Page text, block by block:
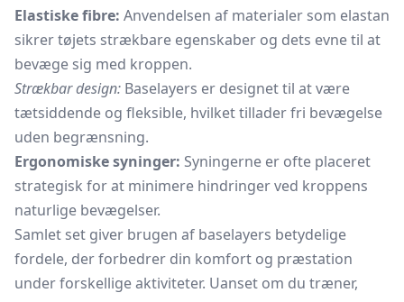
Elastiske fibre: Anvendelsen af materialer som elastan
sikrer tøjets strækbare egenskaber og dets evne til at
bevæge sig med kroppen.
Strækbar design: Baselayers er designet til at være
tætsiddende og fleksible, hvilket tillader fri bevægelse
uden begrænsning.
Ergonomiske syninger: Syningerne er ofte placeret
strategisk for at minimere hindringer ved kroppens
naturlige bevægelser.
Samlet set giver brugen af baselayers betydelige
fordele, der forbedrer din komfort og præstation
under forskellige aktiviteter. Uanset om du træner,